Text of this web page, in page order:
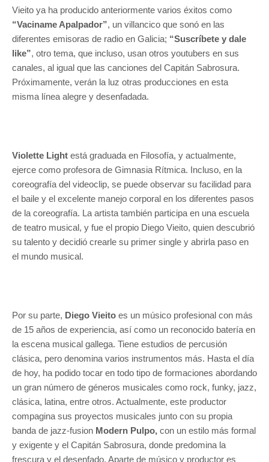
Vieito ya ha producido anteriormente varios éxitos como
“Vaciname Apalpador”, un villancico que sonó en las
diferentes emisoras de radio en Galicia; “Suscríbete y dale
like”, otro tema, que incluso, usan otros youtubers en sus
canales, al igual que las canciones del Capitán Sabrosura.
Próximamente, verán la luz otras producciones en esta
misma línea alegre y desenfadada.
Violette Light está graduada en Filosofía, y actualmente,
ejerce como profesora de Gimnasia Rítmica. Incluso, en la
coreografía del videoclip, se puede observar su facilidad para
el baile y el excelente manejo corporal en los diferentes pasos
de la coreografía. La artista también participa en una escuela
de teatro musical, y fue el propio Diego Vieito, quien descubrió
su talento y decidió crearle su primer single y abrirla paso en
el mundo musical.
Por su parte, Diego Vieito es un músico profesional con más
de 15 años de experiencia, así como un reconocido batería en
la escena musical gallega. Tiene estudios de percusión
clásica, pero denomina varios instrumentos más. Hasta el día
de hoy, ha podido tocar en todo tipo de formaciones abordando
un gran número de géneros musicales como rock, funky, jazz,
clásica, latina, entre otros. Actualmente, este productor
compagina sus proyectos musicales junto con su propia
banda de jazz-fusion Modern Pulpo, con un estilo más formal
y exigente y el Capitán Sabrosura, donde predomina la
frescura y el desenfado. Aparte de músico y productor es